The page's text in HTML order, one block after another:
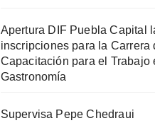
Apertura DIF Puebla Capital
inscripciones para la Carrera
Capacitación para el Trabajo
Gastronomía
Supervisa Pepe Chedraui